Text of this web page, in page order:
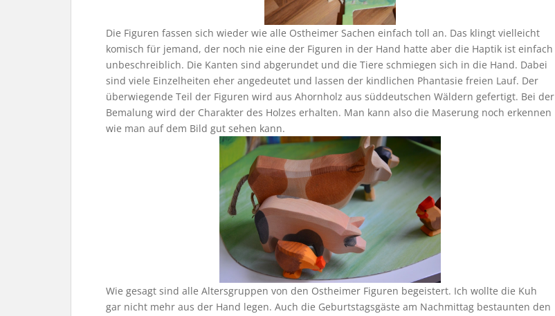
Die Figuren fassen sich wieder wie alle Ostheimer Sachen einfach toll an. Das klingt vielleicht
komisch für jemand, der noch nie eine der Figuren in der Hand hatte aber die Haptik ist einfach
unbeschreiblich. Die Kanten sind abgerundet und die Tiere schmiegen sich in die Hand. Dabei
sind viele Einzelheiten eher angedeutet und lassen der kindlichen Phantasie freien Lauf. Der
überwiegende Teil der Figuren wird aus Ahornholz aus süddeutschen Wäldern gefertigt. Bei der
Bemalung wird der Charakter des Holzes erhalten. Man kann also die Maserung noch erkennen
wie man auf dem Bild gut sehen kann.
Wie gesagt sind alle Altersgruppen von den Ostheimer Figuren begeistert. Ich wollte die Kuh
gar nicht mehr aus der Hand legen. Auch die Geburtstagsgäste am Nachmittag bestaunten den